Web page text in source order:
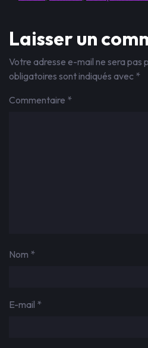
Laisser un
Votre adresse e-mail ne sera pas
obligatoires sont indiqués avec *
Commentaire *
Nom *
E-mail *